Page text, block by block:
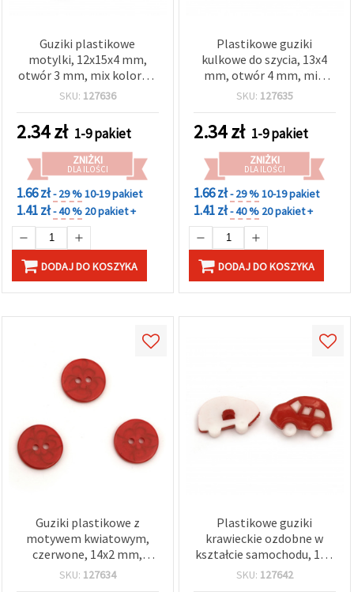
Guziki plastikowe
motylki, 12x15x4 mm,
otwór 3 mm, mix kolorów
- 20 szt.
SKU: 127636
2.34zł 1-9 pakiet
ZNIŻKI
DLA ILOŚCI
1.66 zł- 29 %10-19 pakiet
1.41 zł- 40 % 20 pakiet +
DODAJ DO KOSZYKA
Plastikowe guziki
kulkowe do szycia, 13x4
mm, otwór 4 mm, mix:
białe i czarne, 20 szt.
SKU: 127635
2.34zł 1-9 pakiet
ZNIŻKI
DLA ILOŚCI
1.66 zł- 29 %10-19 pakiet
1.41 zł- 40 % 20 pakiet +
DODAJ DO KOSZYKA
Guziki plastikowe z
motywem kwiatowym,
czerwone, 14x2 mm,
otwór 2 mm – do szycia,
SKU: 127634
Plastikowe guziki
krawieckie ozdobne w
kształcie samochodu, 16 x
25 x 6 mm, otwór: 3 mm,
SKU: 127642